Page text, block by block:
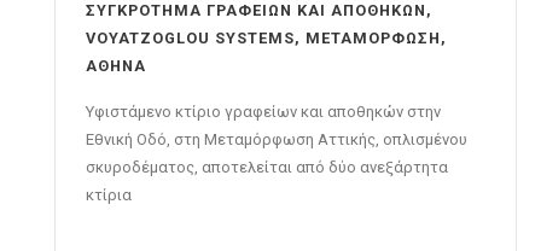
ΣΥΓΚΡΌΤΗΜΑ ΓΡΑΦΕΊΩΝ ΚΑΙ ΑΠΟΘΗΚΏΝ,
VOYATZOGLOU SYSTEMS, ΜΕΤΑΜΌΡΦΩΣΗ,
ΑΘΉΝΑ
Υφιστάμενο κτίριο γραφείων και αποθηκών στην
Εθνική Οδό, στη Μεταμόρφωση Αττικής, οπλισμένου
σκυροδέματος, αποτελείται από δύο ανεξάρτητα
κτίρια